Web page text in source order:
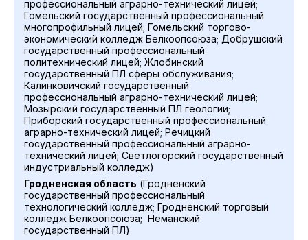
профессиональный аграрно-технический лицей;
Гомельский государственный профессиональный
многопрофильный лицей; Гомельский торгово-
экономический колледж Белкоопсоюза; Добрушский
государственный профессиональный
политехнический лицей; Жлобинский
государственный ПЛ сферы обслуживания;
Калинковичский государственный
профессиональный аграрно-технический лицей;
Мозырский государственный ПЛ геологии;
Приборский государственный профессиональный
аграрно-технический лицей; Речицкий
государственный профессиональный аграрно-
технический лицей; Светлогорский государственный
индустриальный колледж)
Гродненская область (Гродненский
государственный профессиональный
технологический колледж; Гродненский торговый
колледж Белкоопсоюза; Неманский
государственный ПЛ)